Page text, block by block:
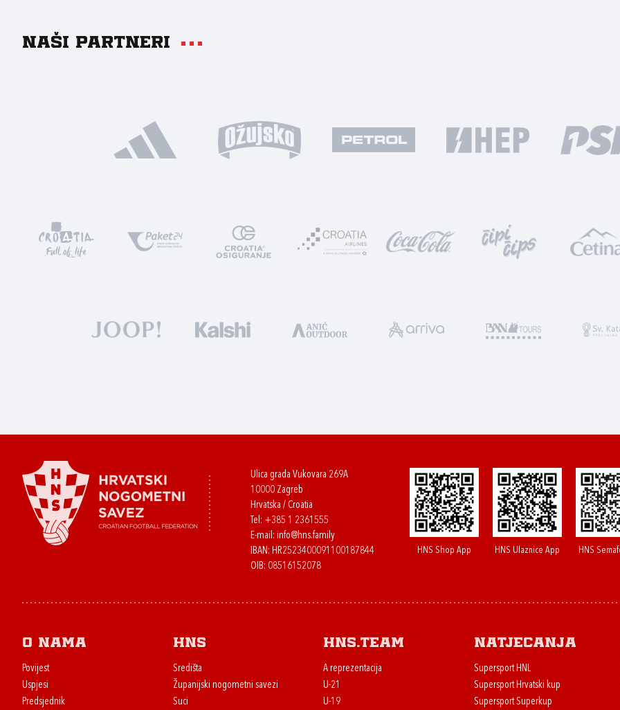
Naši partneri
Ulica grada Vukovara 269A
10000 Zagreb
Hrvatska / Croatia
Tel: +385 1 2361555
E-mail: info@hns.family
IBAN: HR2523400091100187844
OIB: 08516152078
HNS Shop App HNS Ulaznice App HNS
O nama
Povijest
Uspjesi
Predsjednik
HNS
Središta
Županijski nogometni savezi
Suci
HNS.team
A reprezentacija
U-21
U-19
Natjecanja
Supersport HNL
Supersport Hrvatski kup
Supersport Superkup